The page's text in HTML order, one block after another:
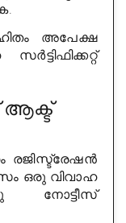
അപേക്ഷ
ഒരു വിവാഹ
നോട്ടീസ്